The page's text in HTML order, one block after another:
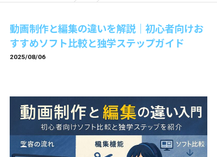
動画制作と編集の違いを解説｜初心者向けお
すすめソフト比較と独学ステップガイド
2025/08/06